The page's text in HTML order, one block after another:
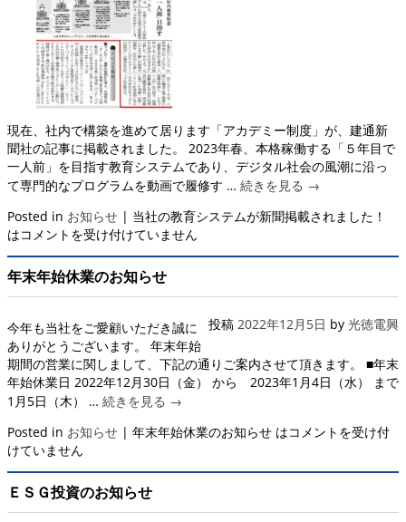
現在、社内で構築を進めて居ります「アカデミー制度」が、建通新
聞社の記事に掲載されました。 2023年春、本格稼働する「５年目で
一人前」を目指す教育システムであり、デジタル社会の風潮に沿っ
て専門的なプログラムを動画で履修す … 続きを見る →
Posted in お知らせ | 当社の教育システムが新聞掲載されました！
はコメントを受け付けていません
年末年始休業のお知らせ
投稿 2022年12月5日 by 光徳電興
今年も当社をご愛顧いただき誠に
ありがとうございます。 年末年始
期間の営業に関しまして、下記の通りご案内させて頂きます。 ■年末
年始休業日 2022年12月30日（金） から 2023年1月4日（水） まで
1月5日（木） … 続きを見る →
Posted in お知らせ | 年末年始休業のお知らせ はコメントを受け付
けていません
ＥＳＧ投資のお知らせ